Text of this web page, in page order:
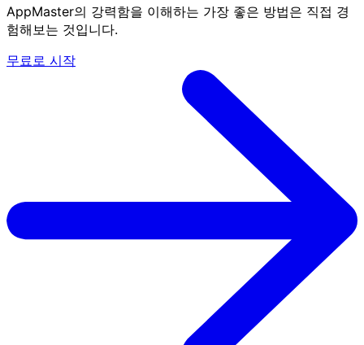
AppMaster의 강력함을 이해하는 가장 좋은 방법은 직접 경
험해보는 것입니다.
무료로 시작